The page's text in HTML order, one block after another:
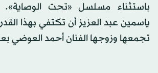
باستثناء مسلسل «تحت
ياسمين عبد العزيز أن تكتفي بهذا
تجمعها وزوجها الفنان أحمد العوضي